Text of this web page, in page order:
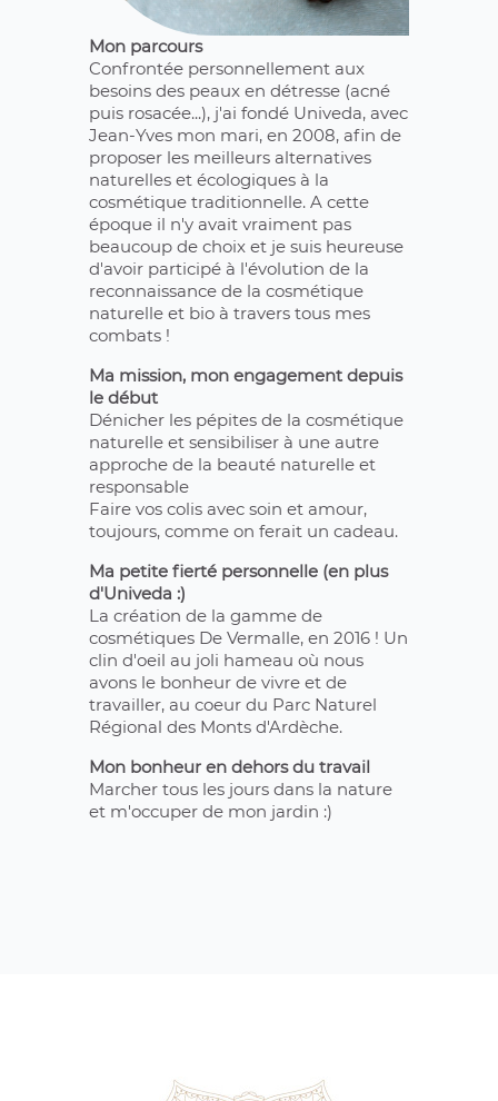
Mon parcours
Confrontée personnellement aux
besoins des peaux en détresse (acné
puis rosacée...), j'ai fondé Univeda, avec
Jean-Yves mon mari, en 2008, afin de
proposer les meilleurs alternatives
naturelles et écologiques à la
cosmétique traditionnelle. A cette
époque il n'y avait vraiment pas
beaucoup de choix et je suis heureuse
d'avoir participé à l'évolution de la
reconnaissance de la cosmétique
naturelle et bio à travers tous mes
combats !
Ma mission, mon engagement depuis
le début
Dénicher les pépites de la cosmétique
naturelle et sensibiliser à une autre
approche de la beauté naturelle et
responsable
Faire vos colis avec soin et amour,
toujours, comme on ferait un cadeau.
Ma petite fierté personnelle (en plus
d'Univeda :)
La création de la gamme de
cosmétiques De Vermalle, en 2016 ! Un
clin d'oeil au joli hameau où nous
avons le bonheur de vivre et de
travailler, au coeur du Parc Naturel
Régional des Monts d'Ardèche.
Mon bonheur en dehors du travail
Marcher tous les jours dans la nature
et m'occuper de mon jardin :)